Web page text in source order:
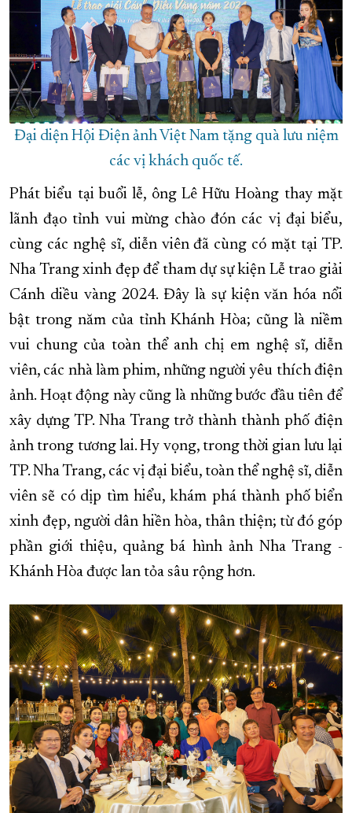
Đại diện Hội Điện ảnh Việt Nam tặng quà lưu niệm
các vị khách quốc tế.
Phát biểu tại buổi lễ, ông Lê Hữu Hoàng thay mặt
lãnh đạo tỉnh vui mừng chào đón các vị đại biểu,
cùng các nghệ sĩ, diễn viên đã cùng có mặt tại TP.
Nha Trang xinh đẹp để tham dự sự kiện Lễ trao giải
Cánh diều vàng 2024. Đây là sự kiện văn hóa nổi
bật trong năm của tỉnh Khánh Hòa; cũng là niềm
vui chung của toàn thể anh chị em nghệ sĩ, diễn
viên, các nhà làm phim, những người yêu thích điện
ảnh. Hoạt động này cũng là những bước đầu tiên để
xây dựng TP. Nha Trang trở thành thành phố điện
ảnh trong tương lai. Hy vọng, trong thời gian lưu lại
TP. Nha Trang, các vị đại biểu, toàn thể nghệ sĩ, diễn
viên sẽ có dịp tìm hiểu, khám phá thành phố biển
xinh đẹp, người dân hiền hòa, thân thiện; từ đó góp
phần giới thiệu, quảng bá hình ảnh Nha Trang -
Khánh Hòa được lan tỏa sâu rộng hơn.